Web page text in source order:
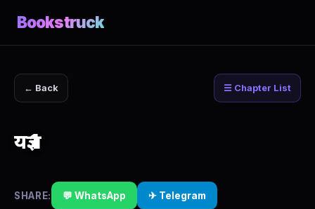
Bookstruck
← Back ☰ Chapter List
यज्ञ 1
SHARE: 💬 WhatsApp ✈ Telegram